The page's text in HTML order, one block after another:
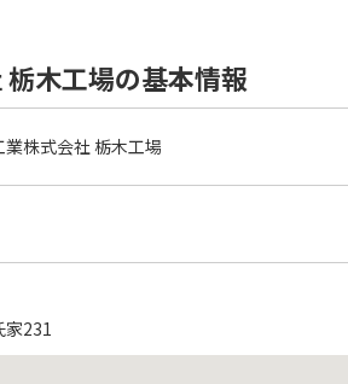
木工場の基本情報
株式会社 栃木工場
家231